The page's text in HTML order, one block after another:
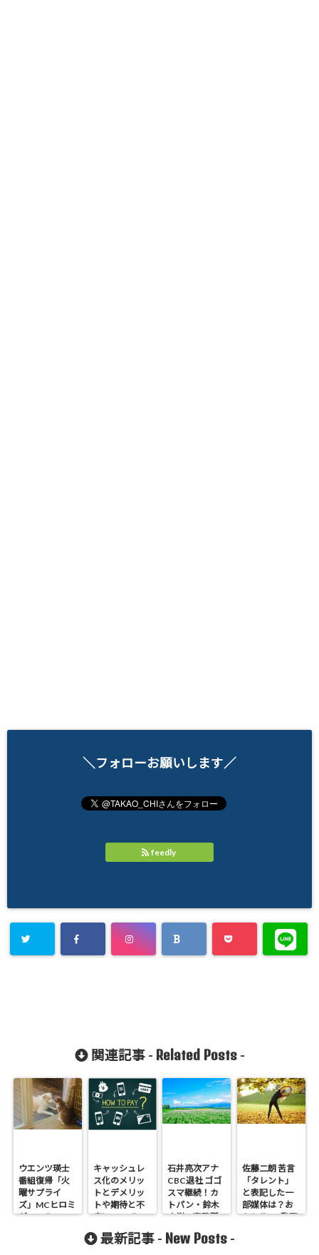
＼フォローお願いします／
feedly
関連記事 - Related Posts-
ウエンツ瑛士
番組復帰「火
曜サプライ
ズ」MCヒロミ
がエール
キャッシュレ
ス化のメリッ
トとデメリッ
トや期待と不
安について
石井亮次アナ
CBC退社 ゴゴ
スマ継続！カ
トパン・鈴木
杏樹の事務所
佐藤二朗 苦言
「タレント」
と表記した一
部媒体は？お
もしろNG動画
最新記事 - New Posts -